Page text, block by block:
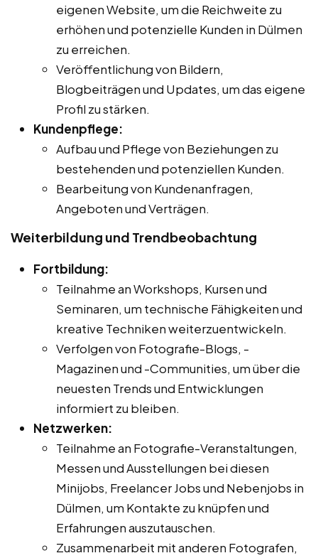
eigenen Website, um die Reichweite zu
erhöhen und potenzielle Kunden in Dülmen
zu erreichen.
Veröffentlichung von Bildern,
Blogbeiträgen und Updates, um das eigene
Profil zu stärken.
Kundenpflege:
Aufbau und Pflege von Beziehungen zu
bestehenden und potenziellen Kunden.
Bearbeitung von Kundenanfragen,
Angeboten und Verträgen.
Weiterbildung und Trendbeobachtung
Fortbildung:
Teilnahme an Workshops, Kursen und
Seminaren, um technische Fähigkeiten und
kreative Techniken weiterzuentwickeln.
Verfolgen von Fotografie-Blogs, -
Magazinen und -Communities, um über die
neuesten Trends und Entwicklungen
informiert zu bleiben.
Netzwerken:
Teilnahme an Fotografie-Veranstaltungen,
Messen und Ausstellungen bei diesen
Minijobs, Freelancer Jobs und Nebenjobs in
Dülmen, um Kontakte zu knüpfen und
Erfahrungen auszutauschen.
Zusammenarbeit mit anderen Fotografen,